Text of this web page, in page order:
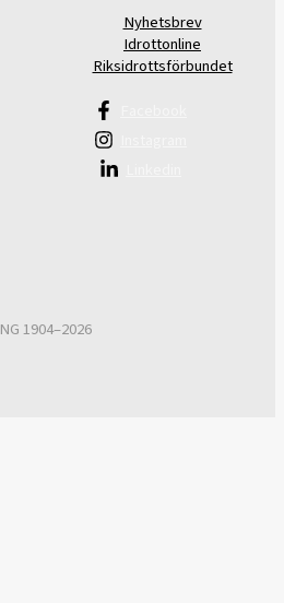
Nyhetsbrev
Idrottonline
Riksidrottsförbundet
1904–2026